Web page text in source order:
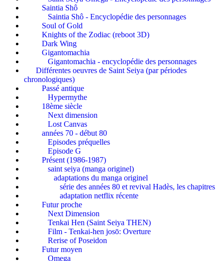
Saintia Shô
Saintia Shô - Encyclopédie des personnages
Soul of Gold
Knights of the Zodiac (reboot 3D)
Dark Wing
Gigantomachia
Gigantomachia - encyclopédie des personnages
Différentes oeuvres de Saint Seiya (par périodes
chronologiques)
Passé antique
Hypermythe
18ème siècle
Next dimension
Lost Canvas
années 70 - début 80
Episodes préquelles
Episode G
Présent (1986-1987)
saint seiya (manga originel)
adaptations du manga originel
série des années 80 et revival Hadès, les chapitres
adaptation netflix récente
Futur proche
Next Dimension
Tenkai Hen (Saint Seiya THEN)
Film - Tenkai-hen josō: Overture
Rerise of Poseidon
Futur moyen
Omega